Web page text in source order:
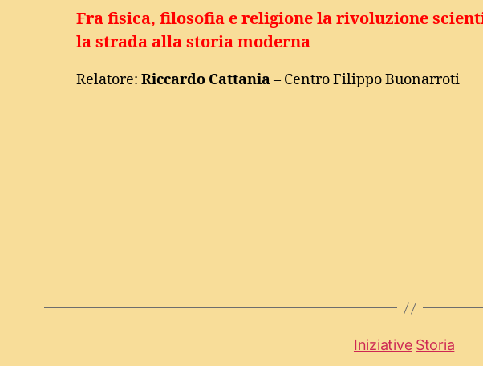
Fra fisica, filosofia e religione la rivoluzione
la strada alla storia moderna
Relatore:Riccardo Cattania– Centro Filippo Buonarroti
Iniziative Storia